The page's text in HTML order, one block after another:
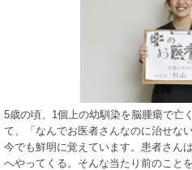
5歳の頃、1個上の幼馴染を脳腫瘍で亡
て、「なんでお医者さんなのに治せな
今でも鮮明に覚えています。患者さん
へやってくる。そんな当たり前のこと